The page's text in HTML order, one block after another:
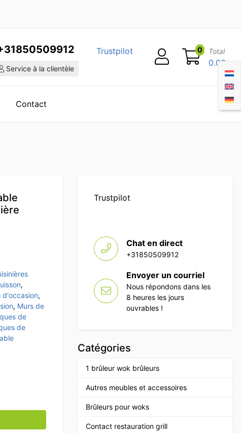
Service à la clientèle
Trustpilot 0 Total
0.00
Contact
,
d'occasion,
, Murs de
de
de
Évier, plancha électrique et cuisinière double 312 cm
Trustpilot
Chat en direct
+31850509912
Envoyer un courriel
Nous répondons dans les
8 heures les jours
ouvrables !
Catégories
1 brûleur wok brûleurs
Autres meubles et accessoires
Brûleurs pour woks
Contact restauration grill